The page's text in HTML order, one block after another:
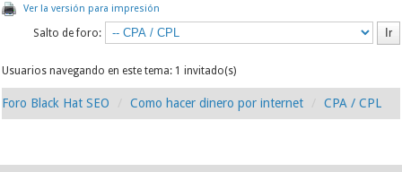
Ver la versión para impresión
Salto de foro:
Usuarios navegando en este tema: 1 invitado(s)
Foro Black Hat SEO Como hacer dinero por internet CPA / CPL